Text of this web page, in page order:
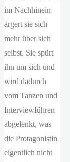
im Nachhinein
ärgert sie sich
mehr über sich
selbst. Sie spürt
ihn um sich und
wird dadurch
vom Tanzen und
Interviewführen
abgelenkt, was
die Protagonistin
eigentlich nicht